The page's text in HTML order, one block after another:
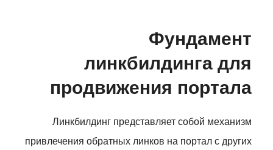
Фундамент
линкбилдинга для
продвижения портала
Линкбилдинг представляет собой механизм
привлечения обратных линков на портал с других